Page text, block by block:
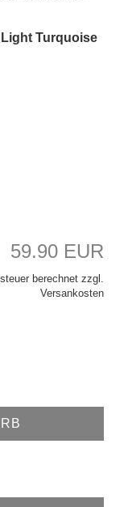
Turquoise
59.90 EUR
berechnet zzgl.
Versankosten